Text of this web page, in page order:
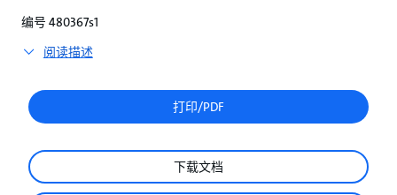
编号 480367s1
阅读描述
打印/PDF
下载文档